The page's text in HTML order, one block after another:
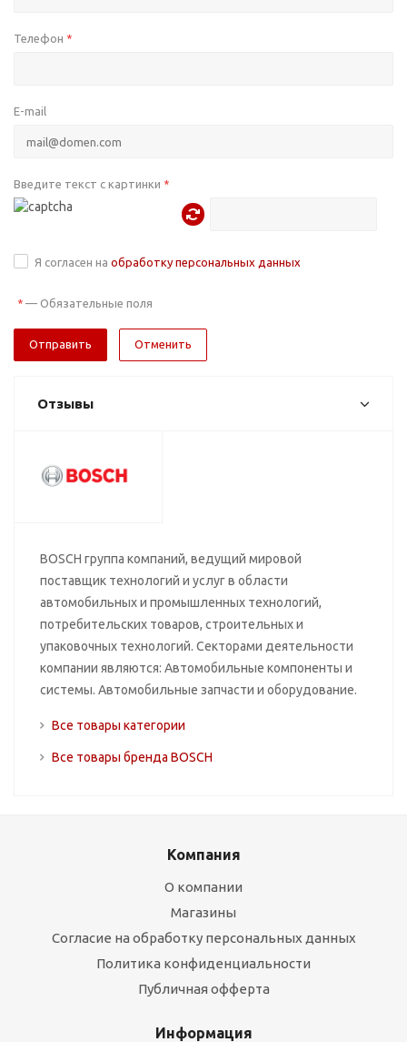
Телефон *
E-mail
Введите текст с картинки *
Я согласен на обработку персональных данных
* — Обязательные поля
Отменить
Отзывы
BOSCH группа компаний, ведущий мировой
поставщик технологий и услуг в области
автомобильных и промышленных технологий,
потребительских товаров, строительных и
упаковочных технологий. Секторами деятельности
компании являются: Автомобильные компоненты и
системы. Автомобильные запчасти и оборудование.
Все товары категории
Все товары бренда BOSCH
Компания
О компании
Магазины
Согласие на обработку персональных данных
Политика конфиденциальности
Публичная офферта
Информация